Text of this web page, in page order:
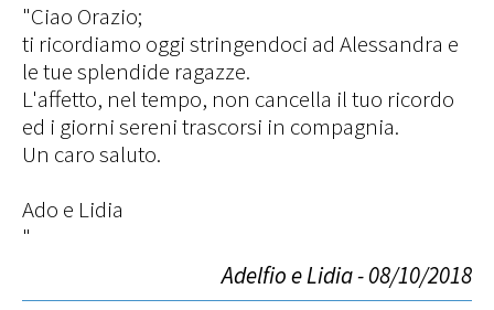
"Ciao Orazio;
ti ricordiamo oggi stringendoci ad Alessandra e
le tue splendide ragazze.
L'affetto, nel tempo, non cancella il tuo ricordo
ed i giorni sereni trascorsi in compagnia.
Un caro saluto.
Ado e Lidia
"
Adelfio e Lidia - 08/10/2018